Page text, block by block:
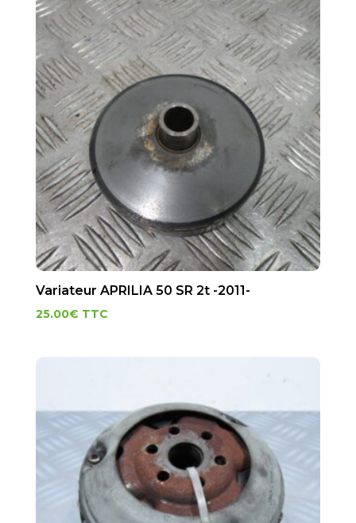
Variateur APRILIA 50 SR 2t -2011-
25.00€ TTC